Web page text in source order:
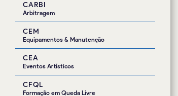
CARBI
Arbitragem
CEM
Equipamentos & Manutenção
CEA
Eventos Artísticos
CFQL
Formação em Queda Livre